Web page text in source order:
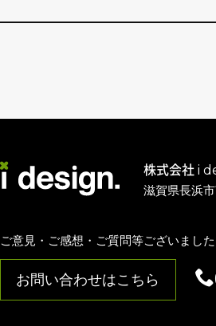
株式会社 i
滋賀県長浜
ご意見・ご感想・ご質問等ございました
お問い合わせはこちら